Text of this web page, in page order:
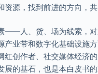
源，找到前进的方向，共
——人、货、场为线索，
产业带和数字化基础设施
红创作者、社交媒体经济
的基石，也是本白皮书的